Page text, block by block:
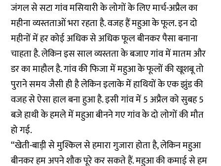
जंगल से सटा गांव मसियारी के लोगों के लिए मार्च-अप्रैल का
महीना व्यस्तताओं भरा रहता है. वजह हैं महुआ के फूल. इन दो
महीनों में हर कोई अधिक से अधिक फूल बीनकर पैसा बनाना
चाहता है. लेकिन इस साल व्यस्तता के बजाए गांव में मातम और
डर का माहौल है. गांव की फिजा में महुआ के फूलों की खूशबू तो
पुराने समय जैसी ही है लेकिन इलाके में हाथियों के एक झुंड की
वजह से ऐसा हाल बना हुआ है. इसी गांव में 5 अप्रैल को सुबह 5
बजे हाथी के हमले में महुआ बीनने गए गांव के दो लोगों की मौत
हो गई.
“खेती-बाड़ी से मुश्किल से हमारा गुजारा होता है, लेकिन महुआ
बीनकर हम अपने शौक पूरे कर सकते हैं. महुआ की कमाई से हम